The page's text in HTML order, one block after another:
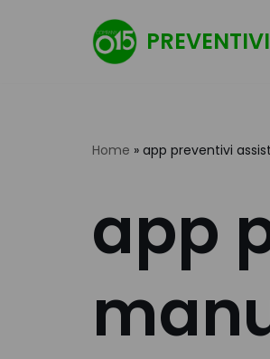
Home » app preventivi
app